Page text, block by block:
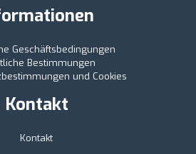
Geschäftsbedingungen
Bestimmungen
und Cookies
Kontakt
Kontakt